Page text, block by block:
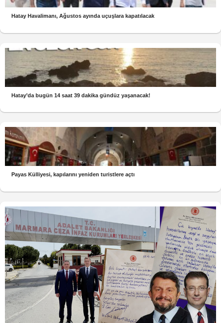
Hatay Havalimanı, Ağustos ayında uçuşlara kapatılacak
Hatay’da bugün 14 saat 39 dakika gündüz yaşanacak!
Payas Külliyesi, kapılarını yeniden turistlere açtı